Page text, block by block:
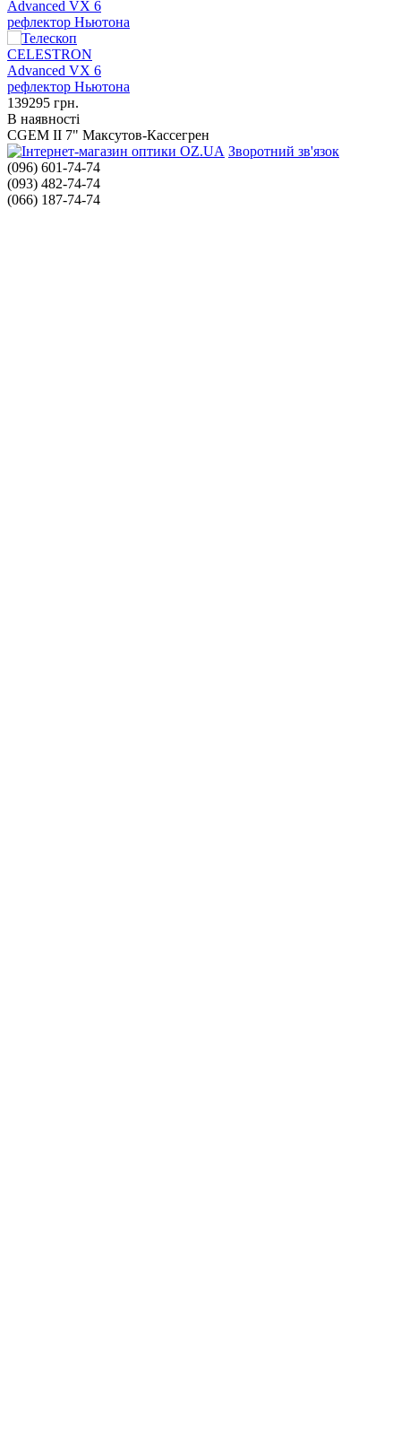
Advanced VX 6
рефлектор Ньютона
139295 грн.
В наявності
CGEM II 7" Максутов-Кассегрен
Зворотний зв'язок
(096) 601-74-74
(093) 482-74-74
(066) 187-74-74